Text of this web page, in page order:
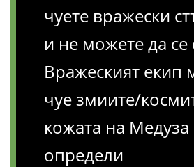
чуете вражески
и не можете да се
Вражеският екип
чуе змиите/
кожата на Медуза
определи